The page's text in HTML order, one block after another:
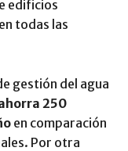
edificios
todas las
gestión del agua
250
en comparación
Por otra